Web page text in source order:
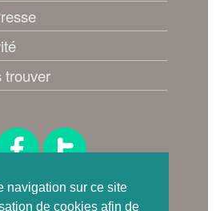
navigation sur ce site
de cookies afin de
trouver
nous !